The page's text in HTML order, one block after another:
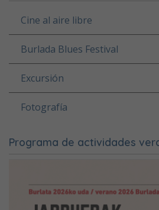
Cine al aire libre
Burlada Blues Festival
Excursión
Fotografía
Programa de actividades